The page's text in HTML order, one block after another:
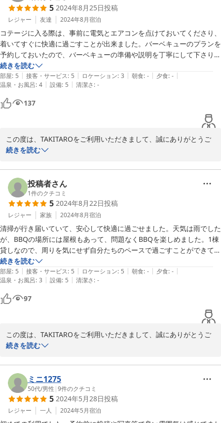
5 2024年8月25日投稿
レジャー 友達 2024年8月宿泊
コテージに入る際は、事前に電気とエアコンを点けておいてくださり、
着いてすぐに快適に過ごすことが出来ました。バーベキューのプランを
予約しておいたので、バーベキューの準備や説明を丁寧にして下さり、
気軽にバーベキューを楽しむことが出来ました。予約したお部屋はとて
も広く、またキッチン道具や洗面用品などのアメニティやその他設備も
充実しており、至れり尽くせりというようなお部屋でした。駅からコテ
ージまでは周遊バスと徒歩で行けますが、バス停からコテージまでは距
離があるので重い荷物を持って歩くには大変なので、タクシーを使う手
続きを読む
部屋: 5 | 接客・サービス: 5 | ロケーション: 3 | 朝食: - | 夕食: - |
温泉・お風呂: 4 | 設備: 5 | 清潔さ: -
137
この度は、TAKITAROをご利用いただきまして、誠にありがとうご
ざいました。「着いてすぐに快適に過ごすことができた」「気軽に
価いただけて光栄です。お客様の口コミ投稿を励みに、スタッフ一
同より一層頑張っていきます。
周遊バスのほかにも、安曇観光タクシーが提供している安曇野エン
ジョイバス（北アルプス山麓線）というサービスがあります。こち
らはフリー乗降ができますので、TAKITAROの前で乗降することが
できます。
これからもお客様の別荘として、ご利用くださいませ。またのご宿
泊心より歓迎申し上げます。
2024-08-30
続きを読む
投稿者さん
1件のクチコミ
5 2024年8月22日投稿
レジャー 家族 2024年8月宿泊
清掃が行き届いていて、安心して快適に過ごせました。天気は雨でした
が、BBQの場所には屋根もあって、問題なくBBQを楽しめました。1棟
貸しなので、周りを気にせず自分たちのペースで過ごすことができてよ
かったです。また利用したいと思えるコテージでした。
続きを読む
部屋: 5 | 接客・サービス: 5 | ロケーション: 5 | 朝食: - | 夕食: - |
温泉・お風呂: 3 | 設備: 5 | 清潔さ: -
97
この度は、TAKITAROをご利用いただきまして、誠にありがとうご
ざいました。コテージの清掃や、BBQ施設を評価いただけて光栄で
さだと思います。これからもお客様の別荘として、ご利用ください
ませ。またのご宿泊心より歓迎申し上げます。
2024-08-23
続きを読む
ミニ1275
50代/男性 |9件のクチコミ
5 2024年5月28日投稿
レジャー 一人 2024年5月宿泊